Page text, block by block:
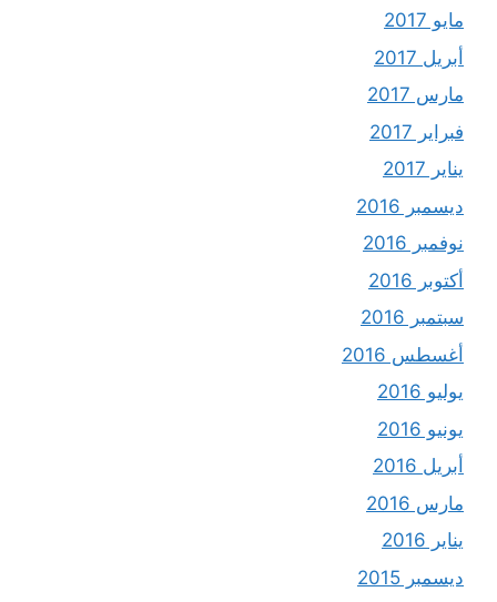
مايو 2017
أبريل 2017
مارس 2017
فبراير 2017
يناير 2017
ديسمبر 2016
نوفمبر 2016
أكتوبر 2016
سبتمبر 2016
أغسطس 2016
يوليو 2016
يونيو 2016
أبريل 2016
مارس 2016
يناير 2016
ديسمبر 2015